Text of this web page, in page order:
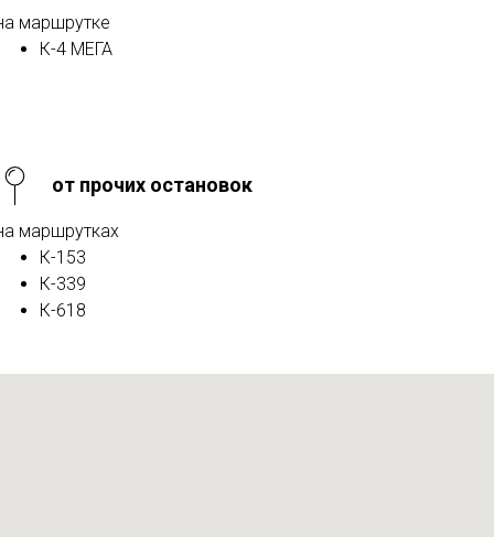
маршрутке
К-4 МЕГА
от прочих остановок
маршрутках
К-153
К-339
К-618